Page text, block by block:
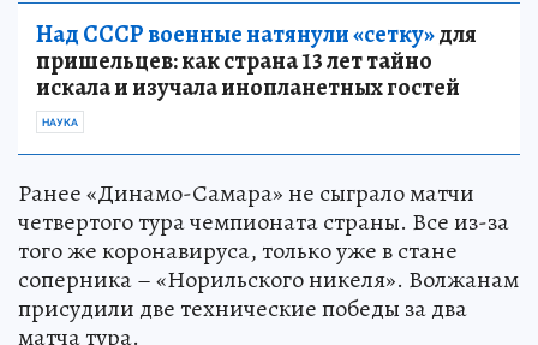
Над СССР военные натянули «сетку»для
пришельцев: как страна 13 лет тайно
искала и изучала инопланетных гостей
НАУКА
Ранее «Динамо-Самара» не сыграло матчи
четвертого тура чемпионата страны. Все из-за
того же коронавируса, только уже в стане
соперника – «Норильского никеля». Волжанам
присудили две технические победы за два
матча тура.